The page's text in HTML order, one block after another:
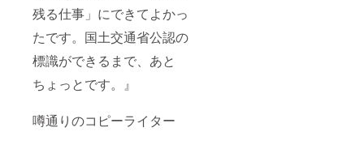
残る仕事」にできてよかっ
たです。国土交通省公認の
標識ができるまで、あと
ちょっとです。』
噂通りのコピーライター